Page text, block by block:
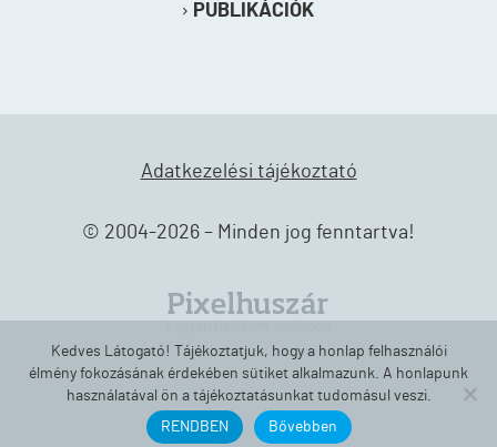
PUBLIKÁCIÓK
Adatkezelési tájékoztató
© 2004-2026 – Minden jog fenntartva!
Kedves Látogató! Tájékoztatjuk, hogy a honlap felhasználói
élmény fokozásának érdekében sütiket alkalmazunk. A honlapunk
használatával ön a tájékoztatásunkat tudomásul veszi.
RENDBEN
Bővebben